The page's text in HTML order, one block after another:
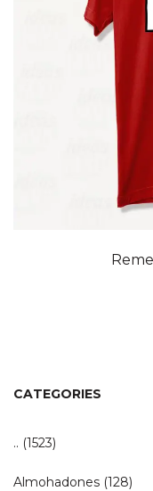
CATEGORIES
.. (1523)
Almohadones (128)